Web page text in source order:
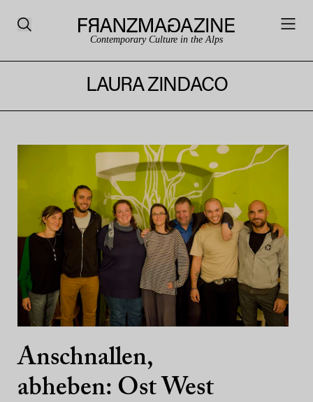
Contemporary Culture in the Alps
LAURA ZINDACO
Anschnallen,
abheben: Ost West